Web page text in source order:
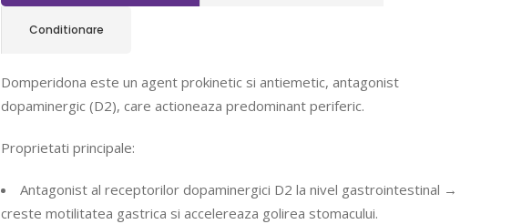
Conditionare
Domperidona este un agent prokinetic si antiemetic, antagonist
dopaminergic (D2), care actioneaza predominant periferic.
Proprietati principale:
Antagonist al receptorilor dopaminergici D2 la nivel gastrointestinal →
creste motilitatea gastrica si accelereaza golirea stomacului.